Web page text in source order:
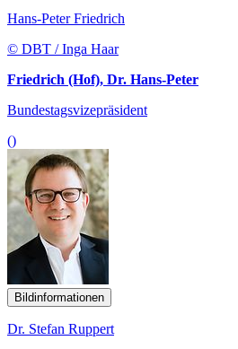
Hans-Peter Friedrich
© DBT / Inga Haar
Friedrich (Hof), Dr. Hans-Peter
Bundestagsvizepräsident
()
Bildinformationen
Dr. Stefan Ruppert